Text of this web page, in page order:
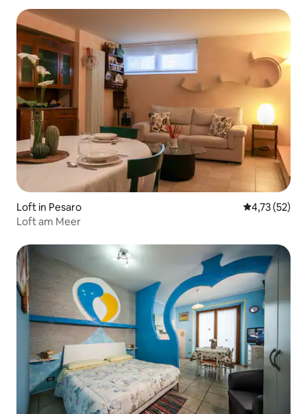
Loft in Pesaro
4,73 (52)
Loft am Meer